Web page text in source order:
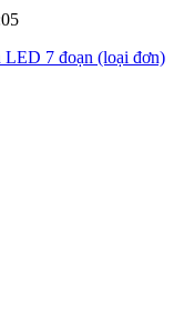
LED 7 đoạn (loại đơn)